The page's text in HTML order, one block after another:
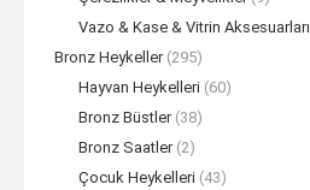
Vazo & Kase & Vitrin Aksesuarları
Bronz Heykeller (295)
Hayvan Heykelleri (60)
Bronz Büstler (38)
Bronz Saatler (2)
Çocuk Heykelleri (43)